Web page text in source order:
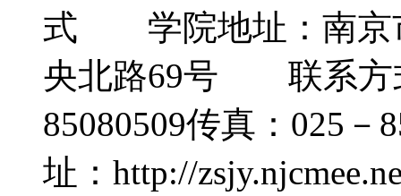
式 学院地址：南京
央北路69号 联系方
85080509传真：025
址：http://